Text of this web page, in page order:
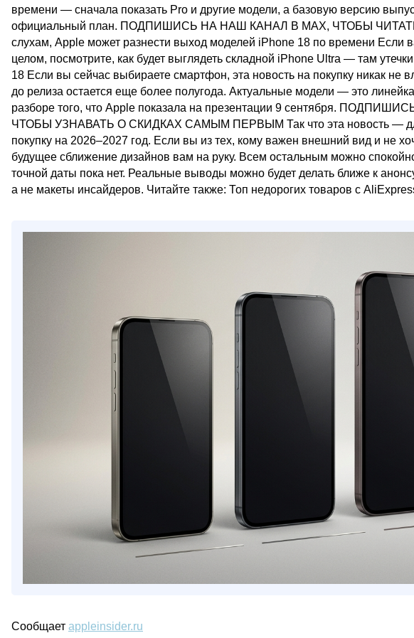
времени — сначала показать Pro и другие модели, а базовую версию
официальный план. ПОДПИШИСЬ НА НАШ КАНАЛ В MAX, ЧТОБЫ
слухам, Apple может разнести выход моделей iPhone 18 по времени Если
целом, посмотрите, как будет выглядеть складной iPhone Ultra — там
18 Если вы сейчас выбираете смартфон, эта новость на покупку никак не
до релиза остается еще более полугода. Актуальные модели — это
разборе того, что Apple показала на презентации 9 сентября.
ЧТОБЫ УЗНАВАТЬ О СКИДКАХ САМЫМ ПЕРВЫМ Так что эта новость — для
покупку на 2026–2027 год. Если вы из тех, кому важен внешний вид и не
будущее сближение дизайнов вам на руку. Всем остальным можно
точной даты пока нет. Реальные выводы можно будет делать ближе к
а не макеты инсайдеров. Читайте также: Топ недорогих товаров с
Сообщает appleinsider.ru